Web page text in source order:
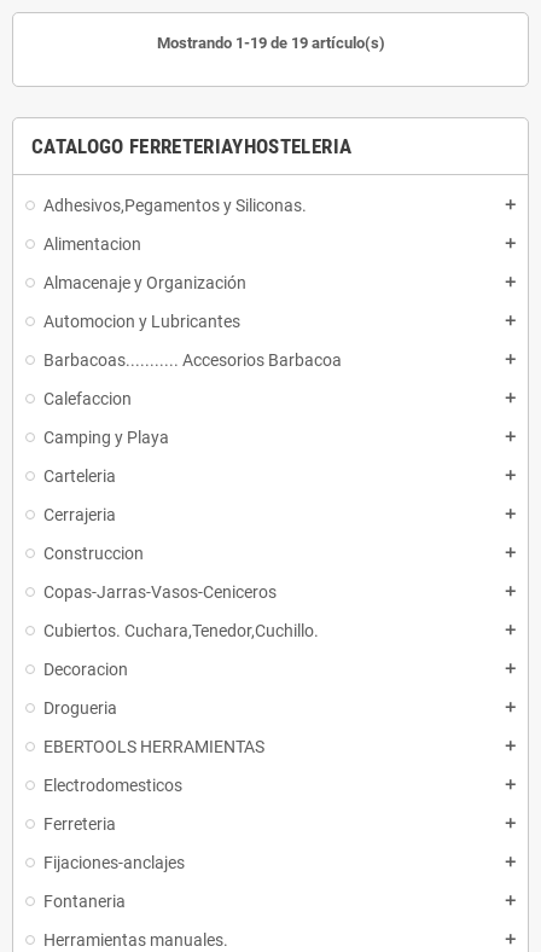
CATALOGO FERRETERIAYHOSTELERIA
Adhesivos,Pegamentos y Siliconas. add
Alimentacion add
Almacenaje y Organización add
Automocion y Lubricantes add
Barbacoas........... Accesorios Barbacoa add
Calefaccion add
Camping y Playa add
Carteleria add
Cerrajeria add
Construccion add
Copas-Jarras-Vasos-Ceniceros add
Cubiertos. Cuchara,Tenedor,Cuchillo. add
Decoracion add
Drogueria add
EBERTOOLS HERRAMIENTAS add
Electrodomesticos add
Ferreteria add
Fijaciones-anclajes add
Fontaneria add
Herramientas manuales. add
Mostrando 1-19 de 19 artículo(s)